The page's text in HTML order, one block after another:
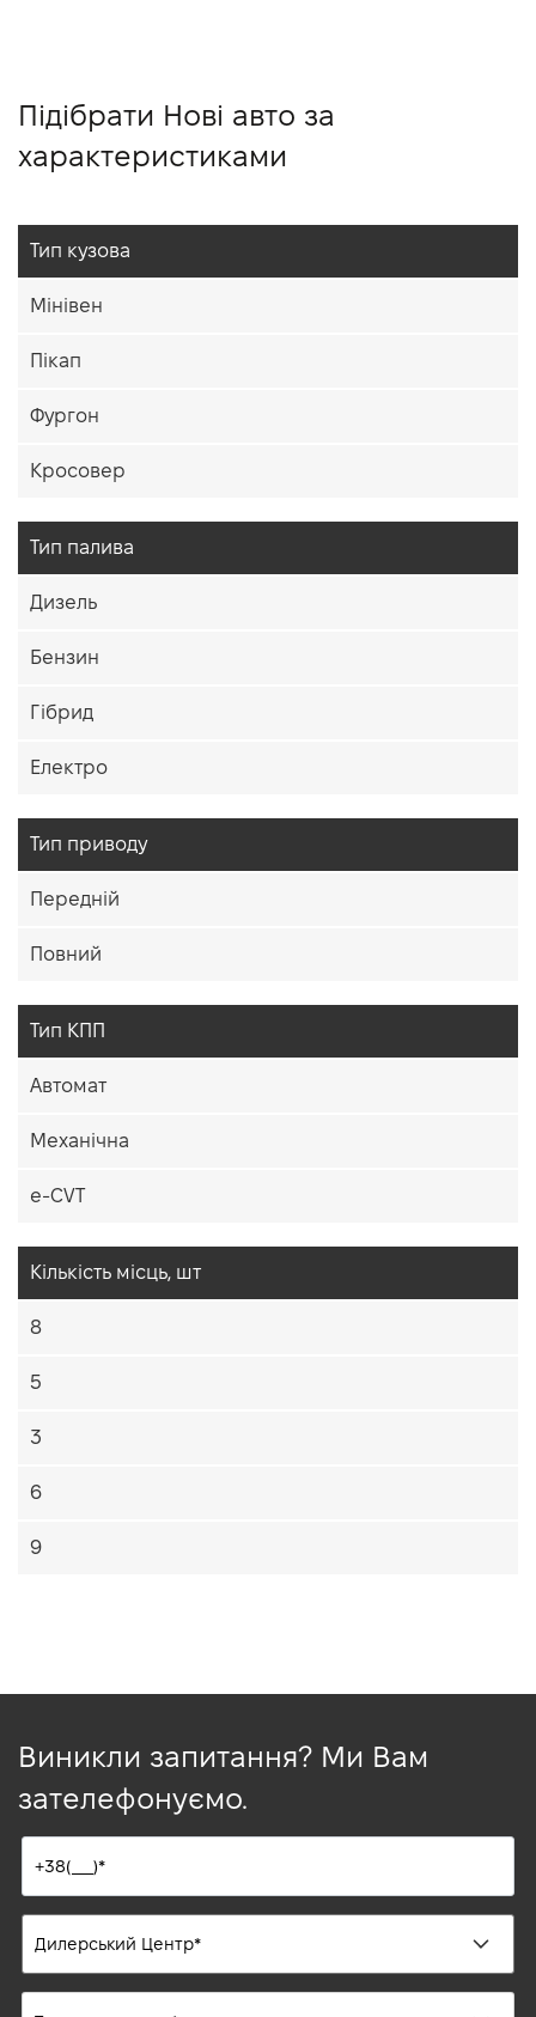
Підібрати Нові авто за
характеристиками
Тип кузова
Мінівен
Пікап
Фургон
Кросовер
Тип палива
Дизель
Бензин
Гібрид
Електро
Тип приводу
Передній
Повний
Тип КПП
Автомат
Механічна
e-CVT
Кiлькiсть мiсць, шт
8
5
3
6
9
Виникли запитання? Ми Вам
зателефонуємо.